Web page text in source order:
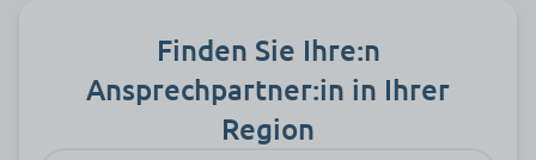
Finden Sie Ihre:n
Ansprechpartner:in in Ihrer
Region